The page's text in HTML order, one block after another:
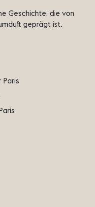
Geschichte, die von
geprägt ist.
Paris